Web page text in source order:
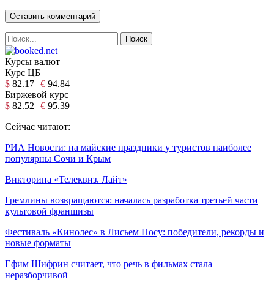
Курсы валют
Курс ЦБ
$ 82.17 € 94.84
Биржевой курс
$ 82.52 € 95.39
Сейчас читают:
РИА Новости: на майские праздники у туристов наиболее
популярны Сочи и Крым
Викторина «Телеквиз. Лайт»
Гремлины возвращаются: началась разработка третьей части
культовой франшизы
Фестиваль «Кинолес» в Лисьем Носу: победители, рекорды и
новые форматы
Ефим Шифрин считает, что речь в фильмах стала
неразборчивой